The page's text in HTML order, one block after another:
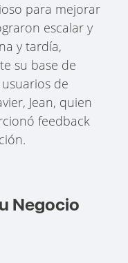
para mejorar
escalar y
y tardía,
su base de
de
Jean, quien
feedback
Negocio